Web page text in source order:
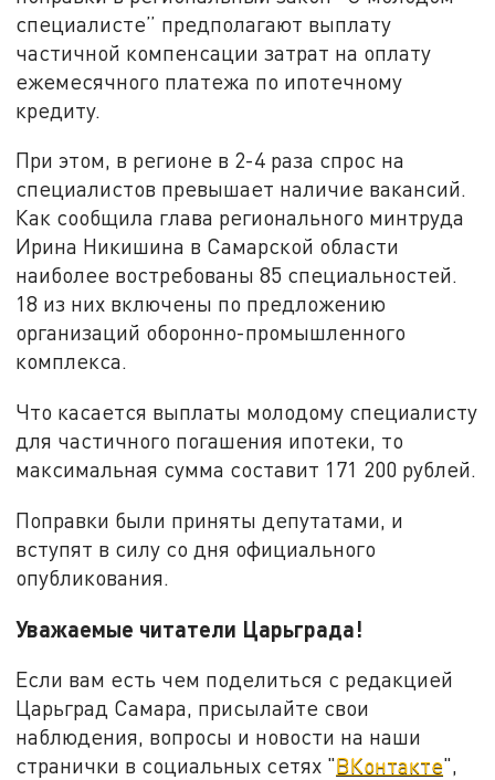
специалисте” предполагают выплату
частичной компенсации затрат на оплату
ежемесячного платежа по ипотечному
кредиту.
При этом, в регионе в 2-4 раза спрос на
специалистов превышает наличие вакансий.
Как сообщила глава регионального минтруда
Ирина Никишина в Самарской области
наиболее востребованы 85 специальностей.
18 из них включены по предложению
организаций оборонно-промышленного
комплекса.
Что касается выплаты молодому специалисту
для частичного погашения ипотеки, то
максимальная сумма составит 171 200 рублей.
Поправки были приняты депутатами, и
вступят в силу со дня официального
опубликования.
Уважаемые читатели Царьграда!
Если вам есть чем поделиться с редакцией
Царьград Самара, присылайте свои
наблюдения, вопросы и новости на наши
странички в социальных сетях "ВКонтакте",